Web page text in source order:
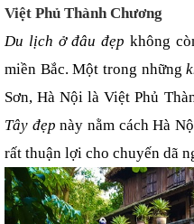
Việt Phủ Thành Chương
Du lịch ở đâu đẹp không
miền Bắc. Một trong những
Sơn, Hà Nội là Việt Phủ
Tây đẹp này nằm cách Hà
rất thuận lợi cho chuyến dã